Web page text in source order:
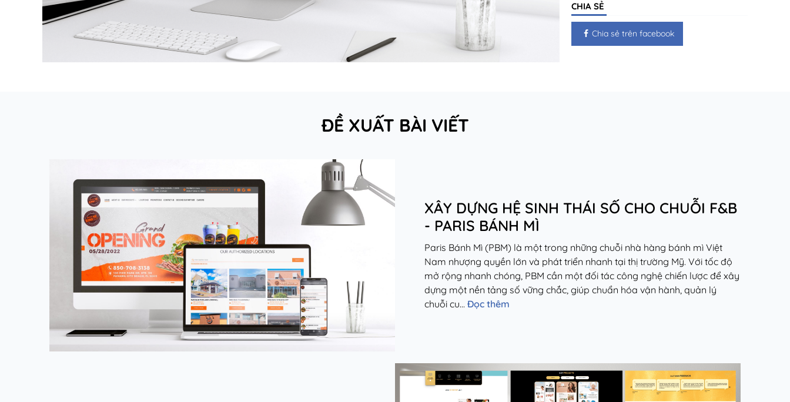
CHIA SẺ
Chia sẻ trên facebook
ĐỀ XUẤT BÀI VIẾT
XÂY DỰNG HỆ SINH THÁI SỐ CHO CHUỖI F&B
- PARIS BÁNH MÌ
Paris Bánh Mì (PBM) là một trong những chuỗi nhà hàng bánh mì Việt
Nam nhượng quyền lớn và phát triển nhanh tại thị trường Mỹ. Với tốc độ
mở rộng nhanh chóng, PBM cần một đối tác công nghệ chiến lược để xây
dựng một nền tảng số vững chắc, giúp chuẩn hóa vận hành, quản lý
chuỗi cu... Đọc thêm